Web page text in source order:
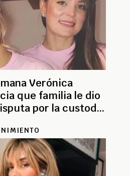
Verónica
que familia le dio
por la custodia